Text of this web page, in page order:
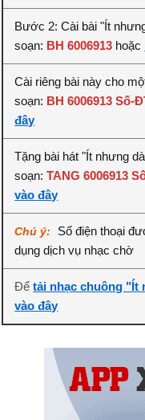
Bước 2: Cài bài "Ít
soạn: BH 6006913 hoặc
Cài riêng bài này cho
soạn: BH 6006913 Số-
đây
Tặng bài hát "Ít nhưng
soạn:TANG 6006913
vào đây
Chú ý:
Số điện thoại
dụng dịch vụ nhạc chờ
Đểtải nhạc chuông "Ít
vào đây